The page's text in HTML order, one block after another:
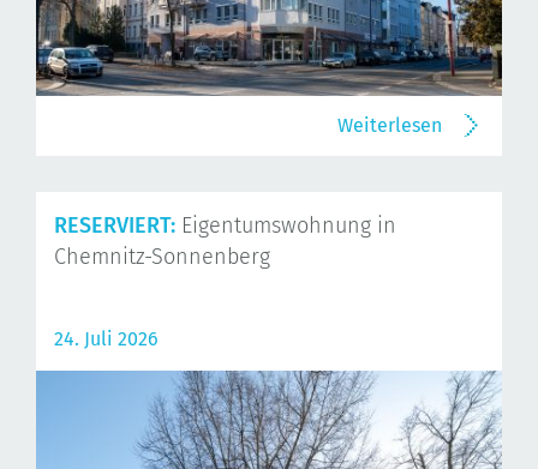
Weiterlesen
RESERVIERT: Eigentumswohnung in
Chemnitz-Sonnenberg
24. Juli 2026